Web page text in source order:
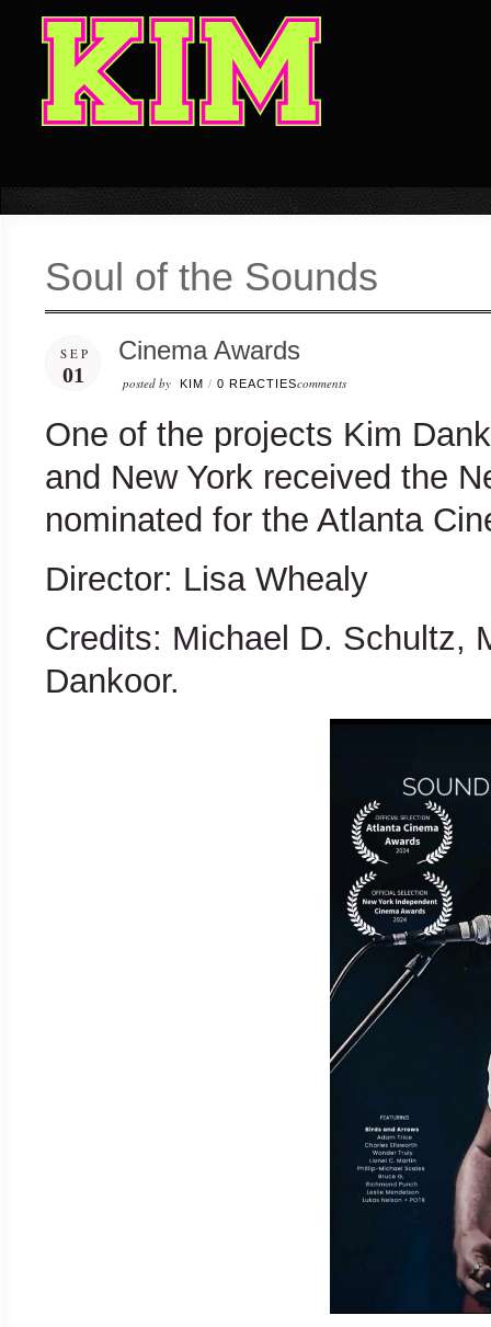
Soul of the Sounds
SEP
01
Cinema Awards
posted by KIM / 0 REACTIEScomments
One of the projects Kim
and New York received the
nominated for the Atlanta
Director: Lisa Whealy
Credits: Michael D. Schultz,
Dankoor.